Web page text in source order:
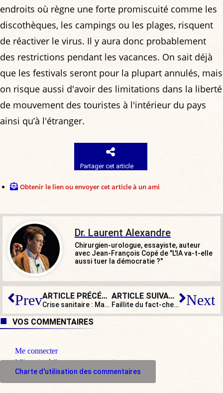
endroits où règne une forte promiscuité comme les
discothèques, les campings ou les plages, risquent
de réactiver le virus. Il y aura donc probablement
des restrictions pendant les vacances. On sait déjà
que les festivals seront pour la plupart annulés, mais
on risque aussi d'avoir des limitations dans la liberté
de mouvement des touristes à l'intérieur du pays
ainsi qu’à l'étranger.
Partager cet article
Obtenir le lien ou envoyer cet article à un ami
Dr. Laurent Alexandre
Chirurgien-urologue, essayiste, auteur
avec Jean-François Copé de "L'IA va-t-elle
aussi tuer la démocratie ?"
Prev ARTICLE PRÉCÉDENT
Crise sanitaire : Macron se pose en modèle de transparence et d’efficacité !
ARTICLE SUIVANT
Faillite du fact-checking : quand le virus échappé du labo passe de « complotiste » à « plausible »… Next
VOS COMMENTAIRES
Me connecter
M'inscrire à l'espace commentaire
Charte d'utilisation des commentaires